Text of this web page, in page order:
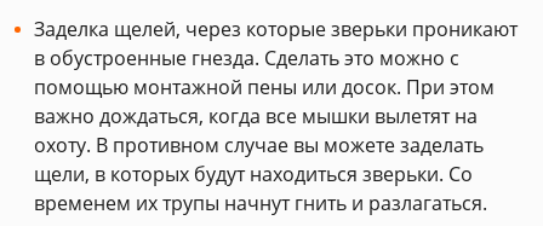
Заделка щелей, через которые зверьки проникают
в обустроенные гнезда. Сделать это можно с
помощью монтажной пены или досок. При этом
важно дождаться, когда все мышки вылетят на
охоту. В противном случае вы можете заделать
щели, в которых будут находиться зверьки. Со
временем их трупы начнут гнить и разлагаться.